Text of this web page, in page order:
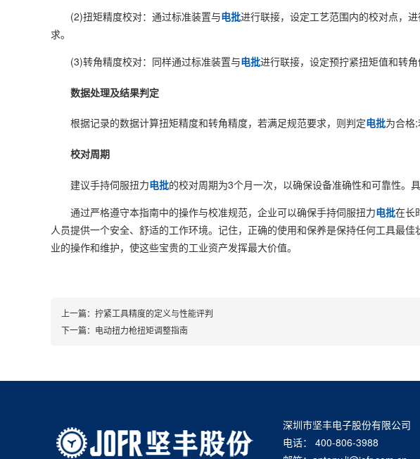
(2)扭矩精度校对：通过标准装置与电批进行联接，设定工艺范围内的校对点，
求。
(3)转角精度校对：同样通过标准装置与电批进行联接，设定预拧紧扭矩值和转
数据处理及结果判定
根据记录的数据计算扭矩精度和转角精度，若满足规范要求，则判定电批为合格
校对周期
建议手持伺服扭力电批的校对周期为3个月一次，以确保设备准确性和可靠性。
通过严格遵守本指南中的操作与校准规范，企业可以确保手持伺服扭力电批在长
人员提供一个安全、舒适的工作环境。记住，正确的使用和保养是保持任何工具最佳
业的操作和维护，使这些宝贵的工业资产发挥最大价值。
上一篇： 拧紧工具精度的定义与性能评判
下一篇： 电动扭力枪扭矩调整指南
深圳市坚丰电子股份有限公司
电话： 400-806-3988